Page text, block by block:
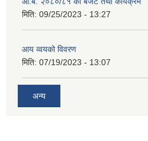
मिति: 09/25/2023 - 13:27
आय व्वयको विवरण
मिति: 07/19/2023 - 13:07
अन्य